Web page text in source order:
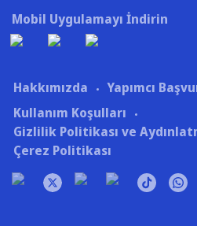
Mobil Uygulamayı İndirin
Hakkımızda Yapımcı
Kullanım Koşulları
Gizlilik Politikası ve
Çerez Politikası